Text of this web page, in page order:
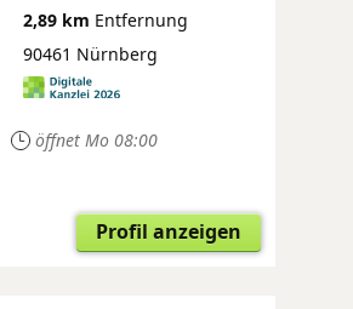
2,89 km Entfernung
90461 Nürnberg
öffnet Mo 08:00
Profil anzeigen